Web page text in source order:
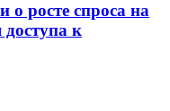
о росте спроса на
доступа к